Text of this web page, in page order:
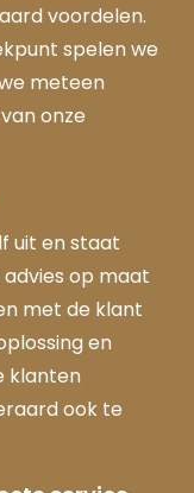
voordelen.
spelen we
meteen
onze
uit en staat
op maat
met de klant
en
klanten
ook te